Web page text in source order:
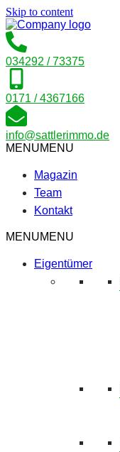
Skip to content
034292 / 73375
0171 / 4367166
info@sattlerimmo.de
MENUMENU
Magazin
Team
Kontakt
MENUMENU
Eigentümer